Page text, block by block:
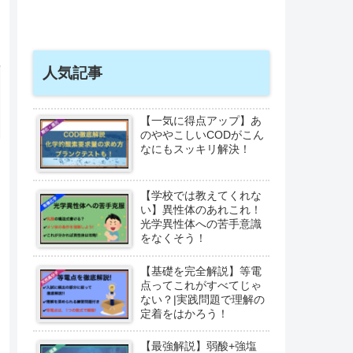
人気記事
【一気に得点アップ】あ
のややこしいCODがこん
なにもスッキリ解決！
【学校では教えてくれな
い】異性体のあれこれ！
光学異性体への苦手意識
をなくそう！
【基礎を完全解説】等電
点ってこれがすべてじゃ
ない？|実践問題で理解の
定着をはかろう！
【最強解説】弱酸+強塩